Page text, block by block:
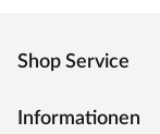
Shop Service
Informationen